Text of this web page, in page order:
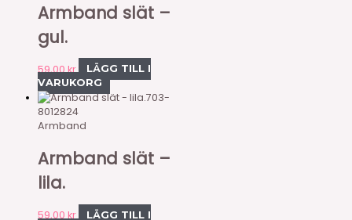
Armband slät –
gul.
59,00kr
LÄGG TILL I
VARUKORG
703-
8012824
Armband
Armband slät –
lila.
59,00 kr
LÄGG TILL I